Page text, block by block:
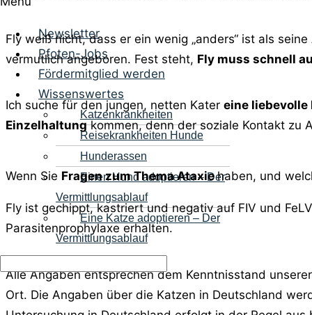
Newsletter
Pfoten-Jobs
Fördermitglied werden
Wissenswertes
Katzenkrankheiten
Reisekrankheiten Hunde
Hunderassen
Einen Hund adoptieren – Der
Vermittlungsablauf
Eine Katze adoptieren – Der
Vermittlungsablauf
Fly weiß nicht, dass er ein wenig „anders“ ist als
vermutlich angeboren. Fest steht, Fly muss schnell
Ich suche für den jungen, netten Kater eine liebevolle
Einzelhaltungkommen, denn der soziale Kontakt zu
Wenn Sie Fragen zum Thema Ataxiehaben, und
Fly ist gechippt, kastriert und negativ auf FIV und
Parasitenprophylaxe erhalten.
Alle Angaben entsprechen dem Kenntnisstand
Ort. Die Angaben über die Katzen in Deutschland